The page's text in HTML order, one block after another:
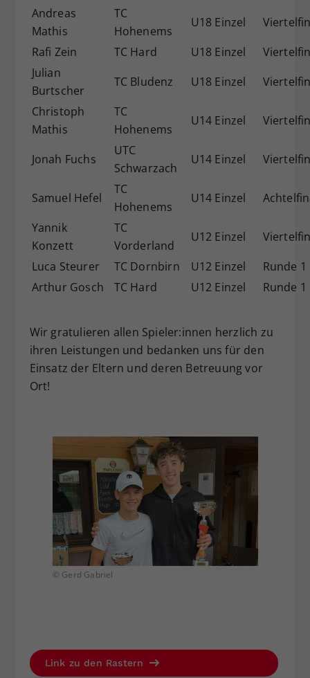
Andreas
Mathis
TC
Hohenems
U18 Einzel
Rafi Zein
TC Hard U18 Einzel
Julian
Burtscher
TC Bludenz U18 Einzel
Christoph
Mathis
TC
Hohenems
U14 Einzel
Jonah Fuchs
UTC
Schwarzach
U14 Einzel
Samuel Hefel
TC
Hohenems
U14 Einzel
Yannik
Konzett
TC
Vorderland
U12 Einzel
Luca Steurer
TC Dornbirn U12 Einzel
Runde 1
Arthur Gosch
TC Hard U12 Einzel Runde 1
Wir gratulieren allen Spieler:innen herzlich zu
ihren Leistungen und bedanken uns für den
Einsatz der Eltern und deren Betreuung vor
Ort!
© Gerd Gabriel
Link zu den Rastern